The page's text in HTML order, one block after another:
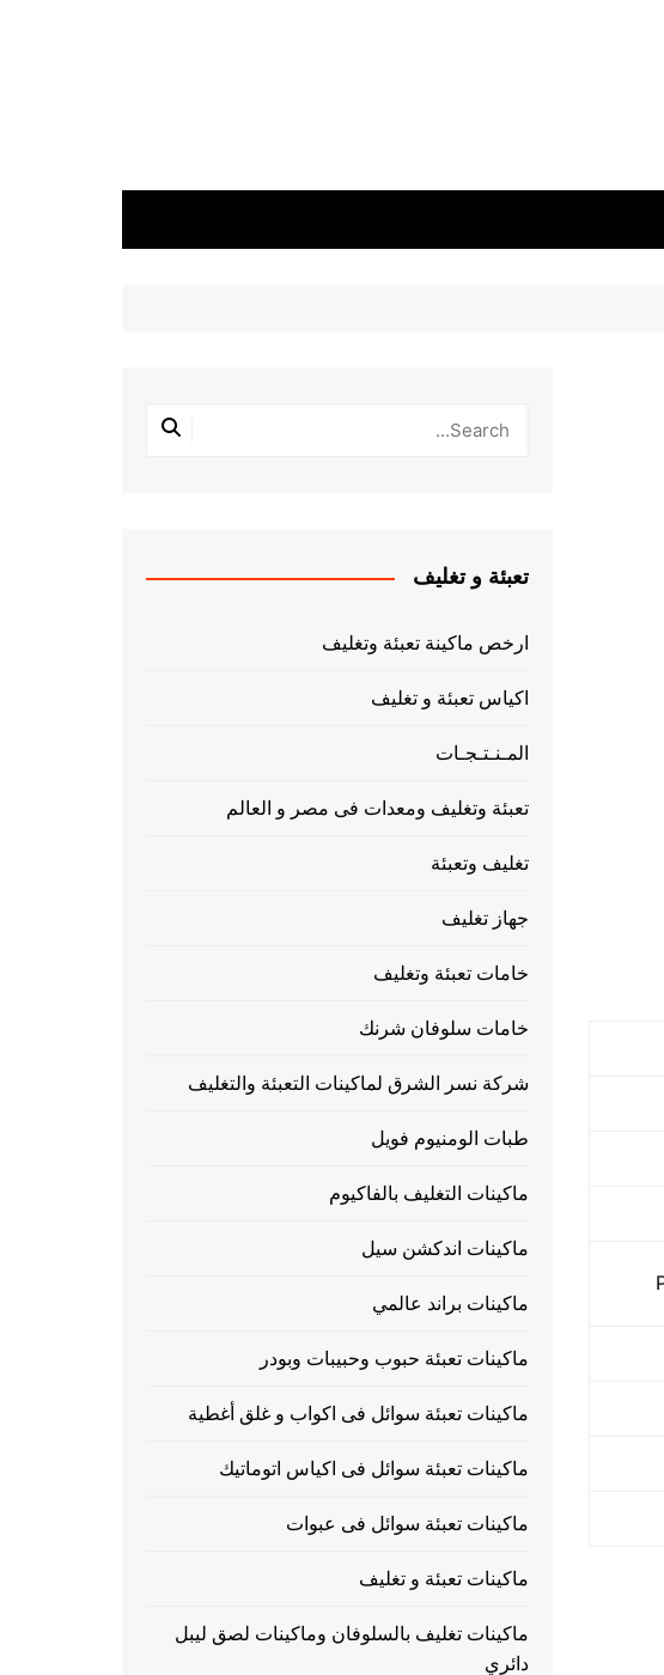
تعبئة و تغليف
ارخص ماكينة تعبئة وتغليف
اكياس تعبئة و تغليف
المـنـتـجـات
تعبئة وتغليف ومعدات فى مصر و العالم
تغليف وتعبئة
جهاز تغليف
خامات تعبئة وتغليف
خامات سلوفان شرنك
شركة نسر الشرق لماكينات التعبئة والتغليف
طبات الومنيوم فويل
ماكينات التغليف بالفاكيوم
ماكينات اندكشن سيل
ماكينات براند عالمي
ماكينات تعبئة حبوب وحبيبات وبودر
ماكينات تعبئة سوائل فى اكواب و غلق أغطية
ماكينات تعبئة سوائل فى اكياس اتوماتيك
ماكينات تعبئة سوائل فى عبوات
ماكينات تعبئة و تغليف
ماكينات تغليف بالسلوفان وماكينات لصق ليبل
دائري